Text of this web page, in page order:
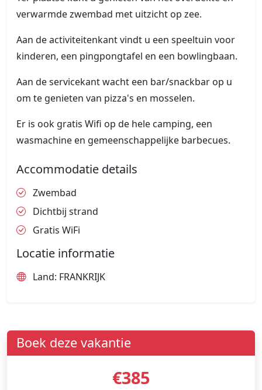
verwarmde zwembad met uitzicht op zee.
Aan de activiteitenkant vindt u een speeltuin voor
kinderen, een pingpongtafel en een bowlingbaan.
Aan de servicekant wacht een bar/snackbar op u
om te genieten van pizza's en mosselen.
Er is ook gratis Wifi op de hele camping, een
wasmachine en gemeenschappelijke barbecues.
Accommodatie details
Zwembad
Dichtbij strand
Gratis WiFi
Locatie informatie
Land: FRANKRIJK
Boek deze vakantie
€385